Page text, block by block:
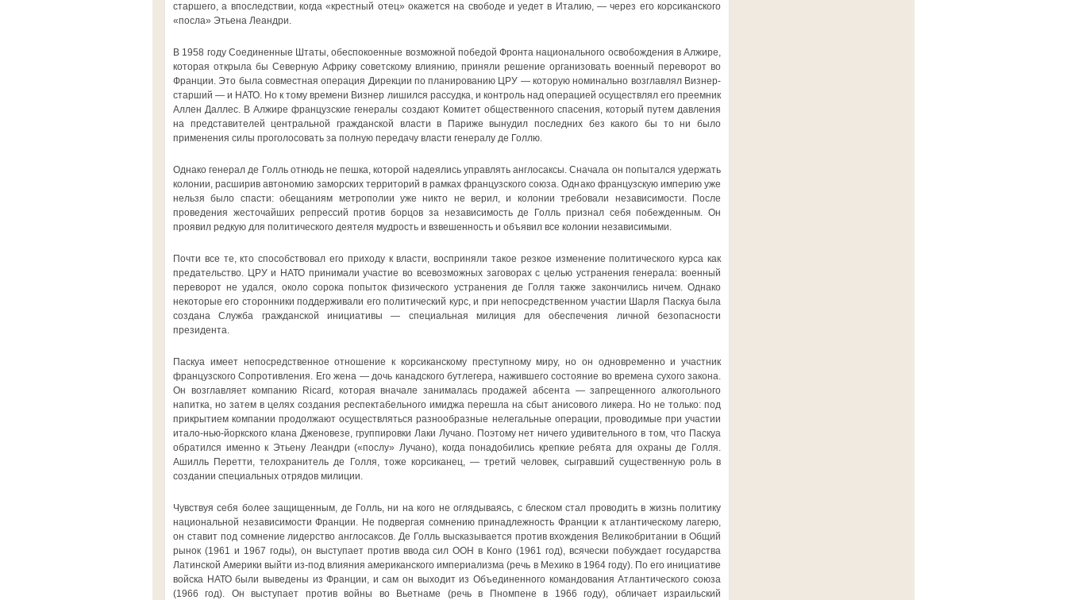
старшего, а впоследствии, когда «крестный отец» окажется на свободе и уедет в Италию, — через его корсиканского
«посла» Этьена Леандри.
В 1958 году Соединенные Штаты, обеспокоенные возможной победой Фронта национального освобождения в Алжире,
которая открыла бы Северную Африку советскому влиянию, приняли решение организовать военный переворот во
Франции. Это была совместная операция Дирекции по планированию ЦРУ — которую номинально возглавлял Визнер-
старший — и НАТО. Но к тому времени Визнер лишился рассудка, и контроль над операцией осуществлял его преемник
Аллен Даллес. В Алжире французские генералы создают Комитет общественного спасения, который путем давления
на представителей центральной гражданской власти в Париже вынудил последних без какого бы то ни было
применения силы проголосовать за полную передачу власти генералу де Голлю.
Однако генерал де Голль отнюдь не пешка, которой надеялись управлять англосаксы. Сначала он попытался удержать
колонии, расширив автономию заморских территорий в рамках французского союза. Однако французскую империю уже
нельзя было спасти: обещаниям метрополии уже никто не верил, и колонии требовали независимости. После
проведения жесточайших репрессий против борцов за независимость де Голль признал себя побежденным. Он
проявил редкую для политического деятеля мудрость и взвешенность и объявил все колонии независимыми.
Почти все те, кто способствовал его приходу к власти, восприняли такое резкое изменение политического курса как
предательство. ЦРУ и НАТО принимали участие во всевозможных заговорах с целью устранения генерала: военный
переворот не удался, около сорока попыток физического устранения де Голля также закончились ничем. Однако
некоторые его сторонники поддерживали его политический курс, и при непосредственном участии Шарля Паскуа была
создана Служба гражданской инициативы — специальная милиция для обеспечения личной безопасности
президента.
Паскуа имеет непосредственное отношение к корсиканскому преступному миру, но он одновременно и участник
французского Сопротивления. Его жена — дочь канадского бутлегера, нажившего состояние во времена сухого закона.
Он возглавляет компанию Ricard, которая вначале занималась продажей абсента — запрещенного алкогольного
напитка, но затем в целях создания респектабельного имиджа перешла на сбыт анисового ликера. Но не только: под
прикрытием компании продолжают осуществляться разнообразные нелегальные операции, проводимые при участии
итало-нью-йоркского клана Дженовезе, группировки Лаки Лучано. Поэтому нет ничего удивительного в том, что Паскуа
обратился именно к Этьену Леандри («послу» Лучано), когда понадобились крепкие ребята для охраны де Голля.
Ашилль Перетти, телохранитель де Голля, тоже корсиканец, — третий человек, сыгравший существенную роль в
создании специальных отрядов милиции.
Чувствуя себя более защищенным, де Голль, ни на кого не оглядываясь, с блеском стал проводить в жизнь политику
национальной независимости Франции. Не подвергая сомнению принадлежность Франции к атлантическому лагерю,
он ставит под сомнение лидерство англосаксов. Де Голль высказывается против вхождения Великобритании в Общий
рынок (1961 и 1967 годы), он выступает против ввода сил ООН в Конго (1961 год), всячески побуждает государства
Латинской Америки выйти из-под влияния американского империализма (речь в Мехико в 1964 году). По его инициативе
войска НАТО были выведены из Франции, и сам он выходит из Объединенного командования Атлантического союза
(1966 год). Он выступает против войны во Вьетнаме (речь в Пномпене в 1966 году), обличает израильский